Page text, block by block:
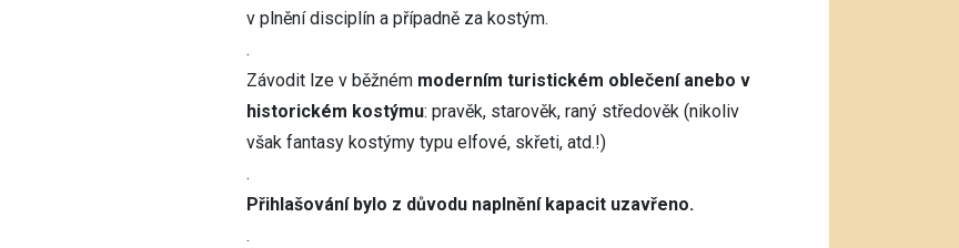
v plnění disciplín a případně za kostým.
.
Závodit lze v běžném moderním turistickém oblečení anebo v
historickém kostýmu: pravěk, starověk, raný středověk (nikoliv
však fantasy kostýmy typu elfové, skřeti, atd.!)
.
Přihlašování bylo z důvodu naplnění kapacit uzavřeno.
.